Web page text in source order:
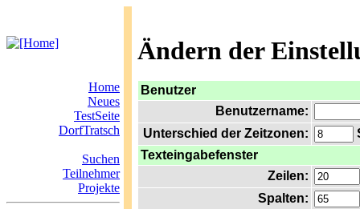
Ändern der
Home
Neues
TestSeite
DorfTratsch
Suchen
Teilnehmer
Projekte
Benutzer
Benutzername:
Unterschied der Zeitzonen:
Texteingabefenster
Zeilen:
Spalten: